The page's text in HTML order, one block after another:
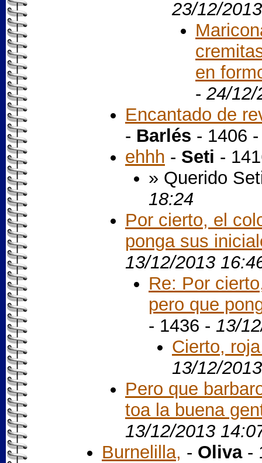
23/12/
en
-24/12/
Encantado de
- Barlés - 1406
ehhh - Seti -
» Querido
18:24
Por cierto, el
ponga sus
13/12/2013
Re: Por
pero que
- 1436 - 13/
Cierto,
13/12/
Pero que
toa la buena
13/12/2013
Burnelilla, - Oliva-